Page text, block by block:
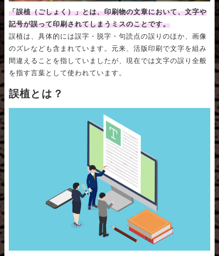
「誤植（ごしょく）」とは、印刷物の文章において、文字や
記号が誤って印刷されてしまうミスのことです。
誤植は、具体的には誤字・脱字・句読点の誤りのほか、画像
のズレなども含まれています。元来、活版印刷で文字を組み
間違えることを指していましたが、現在では文字の誤り全般
を指す言葉として使われています。
誤植とは？